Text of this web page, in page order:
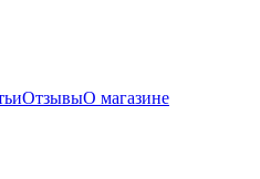
ОтзывыО магазине